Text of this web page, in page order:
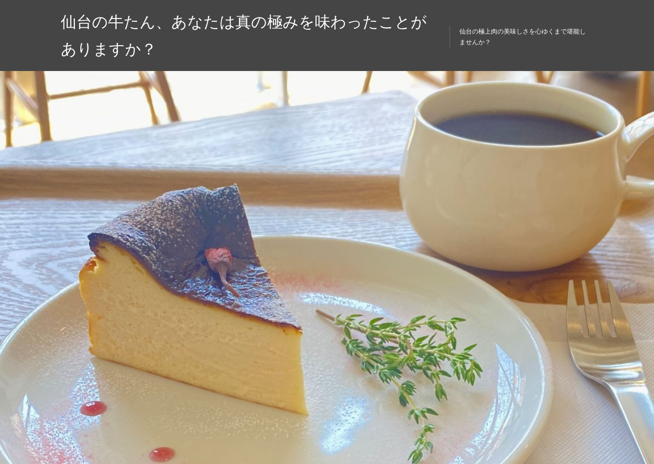
へ
ス
ッ
プ
仙台の牛たん、あなたは真の極みを味わったことが
ありますか？
仙台の極上肉の美味しさを心ゆくまで堪能し
ませんか？